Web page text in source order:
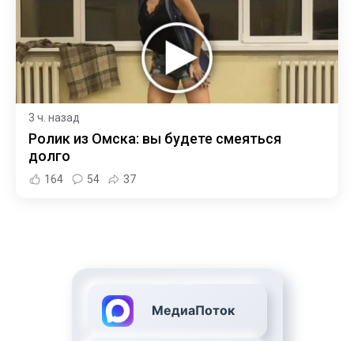
3 ч. назад
Ролик из Омска: вы будете смеяться
долго
164 54 37
МедиаПоток